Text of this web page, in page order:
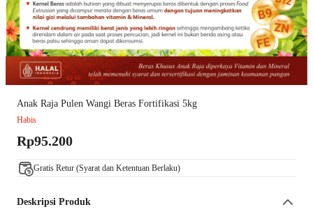
Anak Raja Pulen Wangi Beras Fortifikasi 5kg
Habis
Rp95.200
Gratis Retur (Syarat dan Ketentuan Berlaku)
Deskripsi Produk